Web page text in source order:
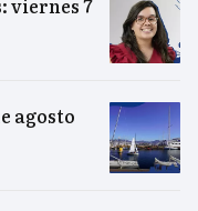
viernes 7
agosto